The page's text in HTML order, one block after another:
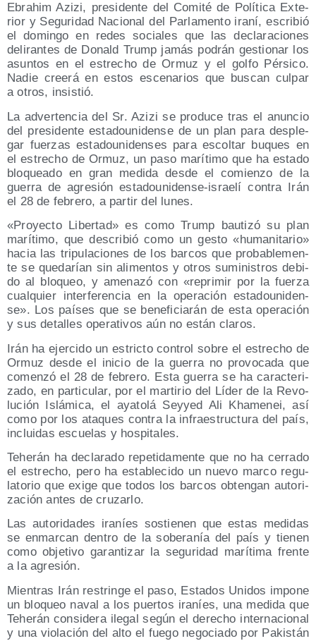
Ebrahim Azi­zi, pre­si­den­te del Comi­té de Polí­ti­ca Exte­
rior y Segu­ri­dad Nacio­nal del Par­la­men­to ira­ní, escri­bió
el domin­go en redes socia­les que las decla­ra­cio­nes
deli­ran­tes de Donald Trump jamás podrán ges­tio­nar los
asun­tos en el estre­cho de Ormuz y el gol­fo Pér­si­co.
Nadie cree­rá en estos esce­na­rios que bus­can cul­par
a otros, insistió.
La adver­ten­cia del Sr. Azi­zi se pro­du­ce tras el anun­cio
del pre­si­den­te esta­dou­ni­den­se de un plan para des­ple­
gar fuer­zas esta­dou­ni­den­ses para escol­tar buques en
el estre­cho de Ormuz, un paso marí­ti­mo que ha esta­do
blo­quea­do en gran medi­da des­de el comien­zo de la
gue­rra de agre­sión esta­dou­ni­den­se-israe­lí con­tra Irán
el 28 de febre­ro, a par­tir del lunes.
«Pro­yec­to Liber­tad» es como Trump bau­ti­zó su plan
marí­ti­mo, que des­cri­bió como un ges­to «huma­ni­ta­rio»
hacia las tri­pu­la­cio­nes de los bar­cos que pro­ba­ble­men­
te se que­da­rían sin ali­men­tos y otros sumi­nis­tros debi­
do al blo­queo, y ame­na­zó con «repri­mir por la fuer­za
cual­quier inter­fe­ren­cia en la ope­ra­ción esta­dou­ni­den­
se». Los paí­ses que se bene­fi­cia­rán de esta ope­ra­ción
y sus deta­lles ope­ra­ti­vos aún no están claros.
Irán ha ejer­ci­do un estric­to con­trol sobre el estre­cho de
Ormuz des­de el ini­cio de la gue­rra no pro­vo­ca­da que
comen­zó el 28 de febre­ro. Esta gue­rra se ha carac­te­ri­
za­do, en par­ti­cu­lar, por el mar­ti­rio del Líder de la Revo­
lu­ción Islá­mi­ca, el aya­to­lá Sey­yed Ali Kha­me­nei, así
como por los ata­ques con­tra la infra­es­truc­tu­ra del país,
inclui­das escue­las y hospitales.
Tehe­rán ha decla­ra­do repe­ti­da­men­te que no ha cerra­do
el estre­cho, pero ha esta­ble­ci­do un nue­vo mar­co regu­
la­to­rio que exi­ge que todos los bar­cos obten­gan auto­ri­
za­ción antes de cruzarlo.
Las auto­ri­da­des ira­níes sos­tie­nen que estas medi­das
se enmar­can den­tro de la sobe­ra­nía del país y tie­nen
como obje­ti­vo garan­ti­zar la segu­ri­dad marí­ti­ma fren­te
a la agresión.
Mien­tras Irán res­trin­ge el paso, Esta­dos Uni­dos impo­ne
un blo­queo naval a los puer­tos ira­níes, una medi­da que
Tehe­rán con­si­de­ra ile­gal según el dere­cho inter­na­cio­nal
y una vio­la­ción del alto el fue­go nego­cia­do por Pakis­tán